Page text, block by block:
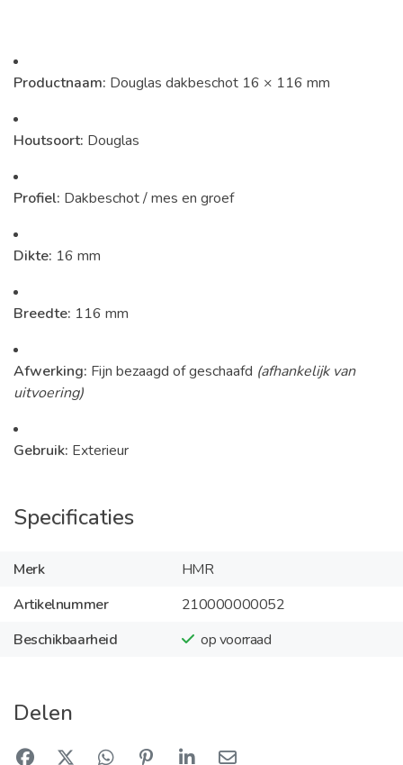
Productnaam: Douglas dakbeschot 16 × 116 mm
Houtsoort: Douglas
Profiel: Dakbeschot / mes en groef
Dikte: 16 mm
Breedte: 116 mm
Afwerking: Fijn bezaagd of geschaafd (afhankelijk van
uitvoering)
Gebruik: Exterieur
Specificaties
Merk
HMR
Artikelnummer
210000000052
Beschikbaarheid
op voorraad
Delen